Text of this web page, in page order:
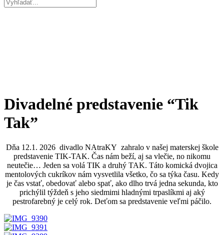
Divadelné predstavenie “Tik
Tak”
Dňa 12.1. 2026 divadlo NAtraKY zahralo v našej materskej škole
predstavenie TIK-TAK. Čas nám beží, aj sa vlečie, no nikomu
neutečie… Jeden sa volá TIK a druhý TAK. Táto komická dvojica
mentolových cukríkov nám vysvetlila všetko, čo sa týka času. Kedy
je čas vstať, obedovať alebo spať, ako dlho trvá jedna sekunda, kto
prichýlil týždeň s jeho siedmimi hladnými trpaslíkmi aj aký
pestrofarebný je celý rok. Deťom sa predstavenie veľmi páčilo.